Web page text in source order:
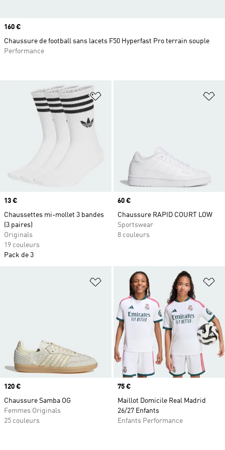
Ajouter à la Liste de produits
Prix
13 €
Chaussettes mi-mollet 3 bandes
(3 paires)
Originals
19 couleurs
Pack de 3
Prix
60 €
Chaussure RAPID COURT LOW
Sportswear
8 couleurs
Ajouter à la Liste de produits
Prix
120 €
Chaussure Samba OG
Femmes Originals
25 couleurs
Prix
75 €
Maillot Domicile Real Madrid
26/27 Enfants
Enfants Performance
Prix
160 €
Chaussure de football sans lacets F50 Hyperfast Pro terrain souple
Performance